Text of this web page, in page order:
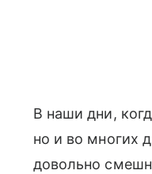
В наши дни,
но и во многих
довольно